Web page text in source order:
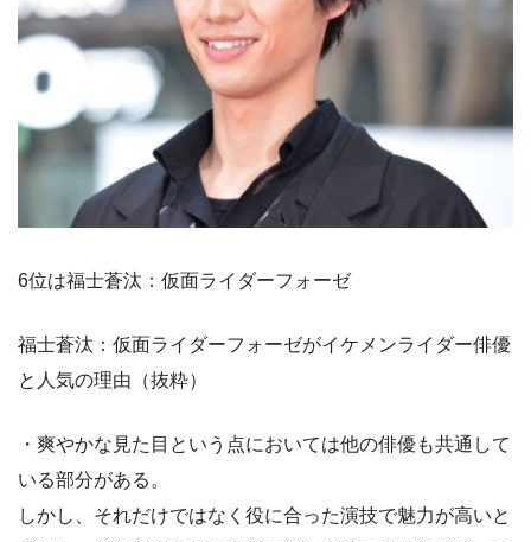
6位は福士蒼汰：仮面ライダーフォーゼ
福士蒼汰：仮面ライダーフォーゼがイケメンライダー俳優
と人気の理由（抜粋）
・爽やかな見た目という点においては他の俳優も共通して
いる部分がある。
しかし、それだけではなく役に合った演技で魅力が高いと